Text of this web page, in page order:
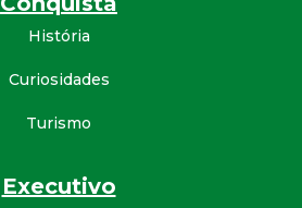
História
Curiosidades
Turismo
Executivo